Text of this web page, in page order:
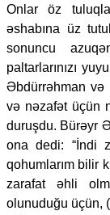
Onlar öz
əshabına üz
sonuncu
paltarlarınızı
Əbdürrəhman
və nəzafət üçün
duruşdu. Bürəyr
ona dedi: “İndi
qohumlarım bilir
zarafat əhli
olunuduğu üçün,